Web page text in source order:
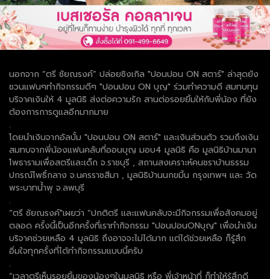
นอกจาก “ตรี ชัยณรงค์” ปล่อยซิงเกิล "ปอนปอน ON สตาร์" ล่าสุดยัง
ชวนแฟนๆทำกิจกรรมดีๆ "ปอนปอน ON บุญ" ร่วมทำความดี สมทบทุน
บริจาคเงินให้ 4 มูลนิธิ ส่งต่อความรัก สานต่อรอยยิ้มให้กับพี่น้อง ที่ยัง
ต้องการการดูแลอีกมากมาย
.
โดยนำเงินจากอัลบั้ม "ปอนปอน ON สตาร์" และเงินส่วนตัว รวมถึงเงิน
สมทบจากพี่น้องแฟนคลับที่ออนบุญ มอบ4 มูลนิธิ คือ มูลนิธิบ้านมานา
โพธารามเพื่อสตรีและเด็ก จ.ราชบุรี , สถานสงเคราะห์คนชราบ้านธรรม
ปกรณ์โพธิ์กลาง จ.นครราชสีมา , มูลนิธิบ้านนกขมิ้น กรุงเทพฯ และ วัด
พระบาทน้ำพุ จ.ลพบุรี
.
“ตรี ชัยณรงค์"เผยว่า “ปกติตรี และแฟนคลับจะมีกิจกรรมเพื่อสังคมอยู่
ตลอด ครั้งนี้เป็นอีกครั้งที่เราทำกิจกรรม "ปอนปอนONบุญ" เพื่อนำเงิน
บริจาคช่วยเหลือ 4 มูลนิธิ ถึงอาจจะไม่ได้มาก แต่ได้ช่วยเหลือ ก็รู้สึก
อิ่มใจทุกครั้งที่ได้ทำกิจกรรมแบบนี้ครับ
.
“เวลาตรีเห็นรอยยิ้มของน้องๆในมูลนิธิ หรือ พี่เจ้าหน้าที่ ก็ทำให้รู้สึกดี